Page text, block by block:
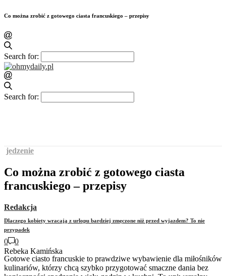
Co można zrobić z gotowego ciasta francuskiego – przepisy
Search for:
Search for:
Dlaczego kobiety wracają z urlopu bardziej zmęczone niż przed wyjazdem? To nie
przypadek
Rebeka Kamińska
jedzenie
Co można zrobić z gotowego ciasta
francuskiego – przepisy
Redakcja
0
0
Gotowe ciasto francuskie to prawdziwe wybawienie dla miłośników
kulinariów, którzy chcą szybko przygotować smaczne dania bez